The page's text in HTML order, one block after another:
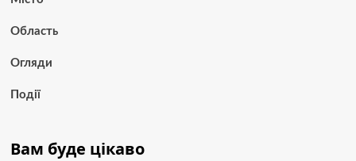
Область
Огляди
Події
Вам буде цікаво